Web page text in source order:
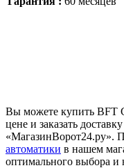
Вы можете купить BFT
цене и заказать
«МагазинВорот24.ру».
автоматики в нашем
оптимального выбора и